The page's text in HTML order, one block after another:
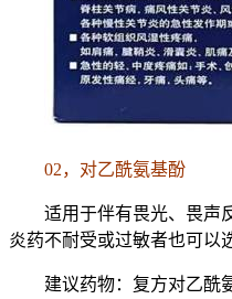
02，对乙酰氨基酚
适用于伴有畏光、畏声
炎药不耐受或过敏者也可以
建议药物：复方对乙酰